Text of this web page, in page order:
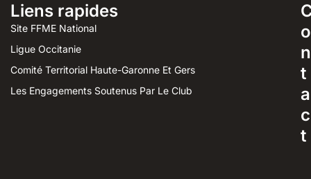
Liens rapides
Site FFME National
Ligue Occitanie
Comité Territorial Haute-Garonne Et Gers
Les Engagements Soutenus Par Le Club
o
n
t
a
c
t